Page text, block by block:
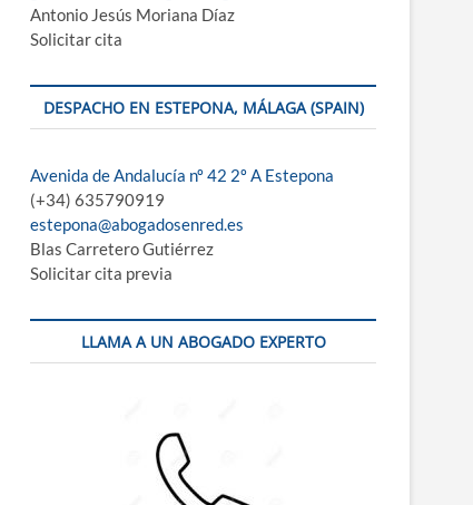
Antonio Jesús Moriana Díaz
Solicitar cita
DESPACHO EN ESTEPONA, MÁLAGA (SPAIN)
Avenida de Andalucía nº 42 2º A Estepona
(+34) 635790919
estepona@abogadosenred.es
Blas Carretero Gutiérrez
Solicitar cita previa
LLAMA A UN ABOGADO EXPERTO